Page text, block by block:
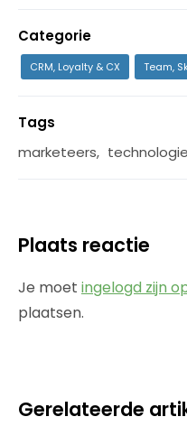
Categorie
CRM, Loyalty & CX Team,
Tags
marketeers, technologie
Plaats reactie
Je moet ingelogd zijn
plaatsen.
Gerelateerde